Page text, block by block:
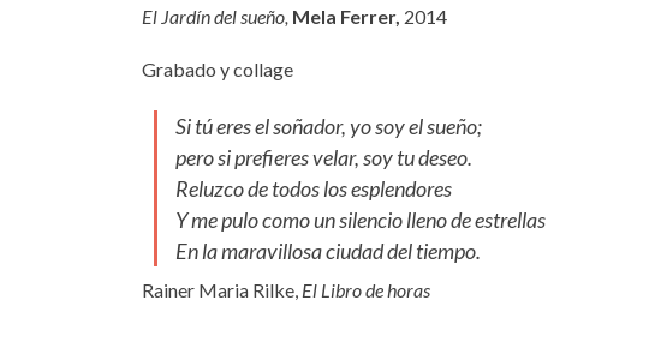
El Jardín del sueño, Mela Ferrer, 2014
Grabado y collage
Si tú eres el soñador, yo soy el sueño;
pero si prefieres velar, soy tu deseo.
Reluzco de todos los esplendores
Y me pulo como un silencio lleno de estrellas
En la maravillosa ciudad del tiempo.
Rainer Maria Rilke, El Libro de horas